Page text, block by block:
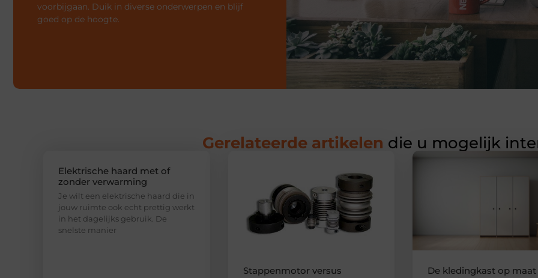
voorbijgaan. Duik in diverse onderwerpen en blijf
goed op de hoogte.
Gerelateerde artikelen die u mogelijk
Elektrische haard met of
zonder verwarming
Je wilt een elektrische haard die in
jouw ruimte ook echt prettig werkt
in het dagelijks gebruik. De
snelste manier
Stappenmotor versus
De kledingkast op maat